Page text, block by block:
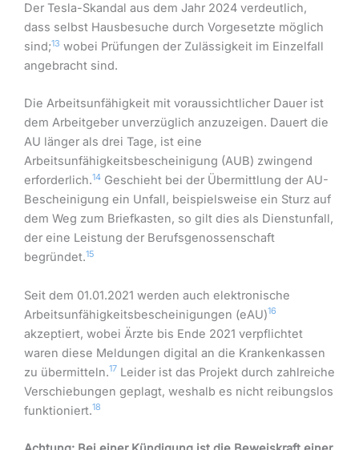
Der Tesla-Skandal aus dem Jahr 2024 verdeutlich,
dass selbst Hausbesuche durch Vorgesetzte möglich
sind;13 wobei Prüfungen der Zulässigkeit im Einzelfall
angebracht sind.
Die Arbeitsunfähigkeit mit voraussichtlicher Dauer ist
dem Arbeitgeber unverzüglich anzuzeigen. Dauert die
AU länger als drei Tage, ist eine
Arbeitsunfähigkeitsbescheinigung (AUB) zwingend
erforderlich.14 Geschieht bei der Übermittlung der AU-
Bescheinigung ein Unfall, beispielsweise ein Sturz auf
dem Weg zum Briefkasten, so gilt dies als Dienstunfall,
der eine Leistung der Berufsgenossenschaft
begründet.15
Seit dem 01.01.2021 werden auch elektronische
Arbeitsunfähigkeitsbescheinigungen (eAU)16
akzeptiert, wobei Ärzte bis Ende 2021 verpflichtet
waren diese Meldungen digital an die Krankenkassen
zu übermitteln.17 Leider ist das Projekt durch zahlreiche
Verschiebungen geplagt, weshalb es nicht reibungslos
funktioniert.18